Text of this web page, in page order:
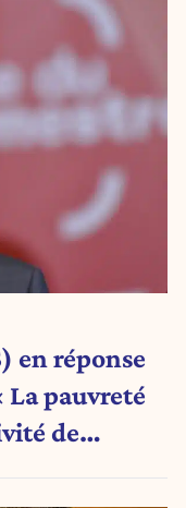
en réponse
pauvreté
de